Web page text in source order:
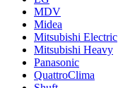
MDV
Midea
Mitsubishi Electric
Mitsubishi Heavy
Panasonic
QuattroClima